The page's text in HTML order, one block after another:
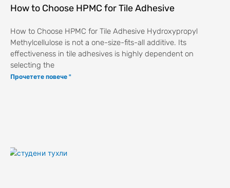
How to Choose HPMC for Tile Adhesive
How to Choose HPMC for Tile Adhesive Hydroxypropyl
Methylcellulose is not a one-size-fits-all additive. Its
effectiveness in tile adhesives is highly dependent on
selecting the
Прочетете повече "